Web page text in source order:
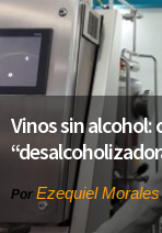
Vinos sin
Por Ezequiel Morales